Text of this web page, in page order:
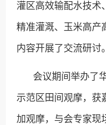
灌区高效输配水技术
精准灌溉、玉米高产
内容开展了交流研讨。
会议期间举办了华
示范区田间观摩，获
加观摩，与会专家现